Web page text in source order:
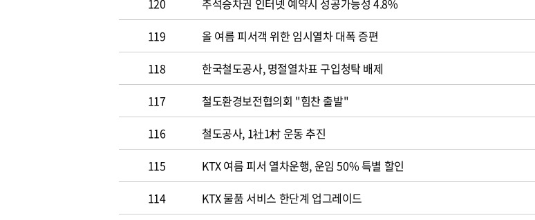
120
추석승차권 인터넷 예약시 성공가능성 4.8%
119
올 여름 피서객 위한 임시열차 대폭 증편
118
한국철도공사, 명절열차표 구입청탁 배제
117
철도환경보전협의회 "힘찬 출발"
116
철도공사, 1社1村 운동 추진
115
KTX 여름 피서 열차운행, 운임 50% 특별 할인
114
KTX 물품 서비스 한단계 업그레이드